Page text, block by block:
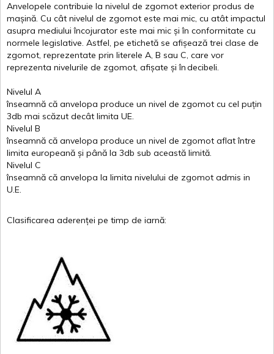
Anvelopele contribuie la nivelul de zgomot exterior produs de
mașină. Cu cât nivelul de zgomot este mai mic, cu atât impactul
asupra mediului încojurator este mai mic și în conformitate cu
normele legislative. Astfel, pe etichetă se afișează trei clase de
zgomot, reprezentate prin literele A, B sau C, care vor
reprezenta nivelurile de zgomot, afișate și îndecibeli.
Nivelul A
înseamnă că anvelopa produce un nivel de zgomot cu cel puțin
3db mai scăzut decât limita UE.
Nivelul B
înseamnă că anvelopa produce un nivel de zgomot aflat între
limita europeană și până la 3db sub această limită.
Nivelul C
înseamnă că anvelopa la limita nivelului de zgomot admis in
U.E.
Clasificarea aderenței pe timp de iarnă: